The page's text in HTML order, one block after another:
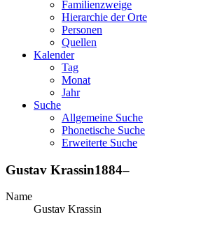
Familienzweige
Hierarchie der Orte
Personen
Quellen
Kalender
Tag
Monat
Jahr
Suche
Allgemeine Suche
Phonetische Suche
Erweiterte Suche
Gustav Krassin1884–
Name
Gustav Krassin